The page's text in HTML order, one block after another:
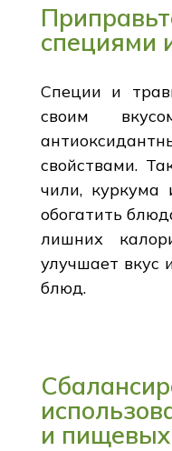
специями
Специи и
своим
свойствами.
чили, куркума
обогатить
лишних
улучшает вкус
блюд.
и